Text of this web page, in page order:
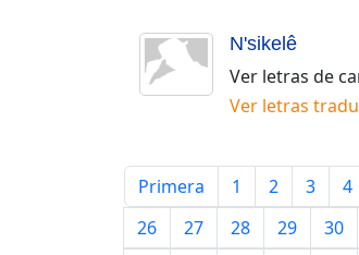
N'sikelê
Ver letras de
Ver letras
Primera 1 2 3 4
26
27 28 29 30